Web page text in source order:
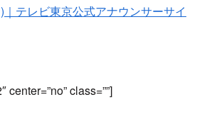
テレビ東京公式アナウンサーサイ
center=”no” class=””]